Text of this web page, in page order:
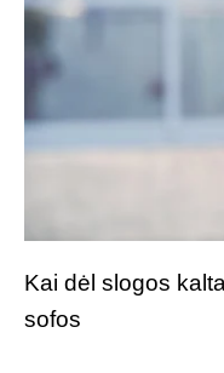
Kai dėl slogos
sofos